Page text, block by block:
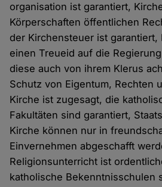
organisation ist garantiert,
Körperschaften öffentlichen
der Kirchensteuer ist garantiert,
einen Treueid auf die
diese auch von ihrem Klerus
Schutz von Eigentum, Rechten
Kirche ist zugesagt, die
Fakultäten sind garantiert,
Kirche können nur in
Einvernehmen abgeschafft
Religionsunterricht ist
katholische Bekenntnisschulen